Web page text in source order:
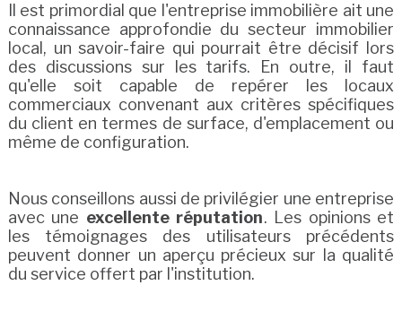
Il est primordial que l'entreprise immobilière ait une
connaissance approfondie du secteur immobilier
local, un savoir-faire qui pourrait être décisif lors
des discussions sur les tarifs. En outre, il faut
qu'elle soit capable de repérer les locaux
commerciaux convenant aux critères spécifiques
du client en termes de surface, d'emplacement ou
même de configuration.
Nous conseillons aussi de privilégier une entreprise
avec une excellente réputation. Les opinions et
les témoignages des utilisateurs précédents
peuvent donner un aperçu précieux sur la qualité
du service offert par l'institution.